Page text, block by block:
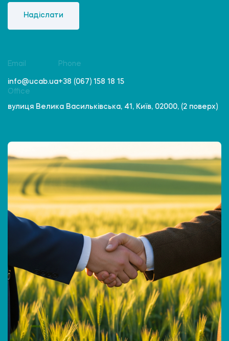
Надіслати
Email
info@ucab.ua
Phone
+38 (067) 158 18 15
Office
вулиця Велика Васильківська, 41, Київ, 02000, (2 поверх)